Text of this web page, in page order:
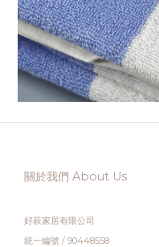
關於我們 About Us
好萩家居有限公司
統一編號 / 90448558